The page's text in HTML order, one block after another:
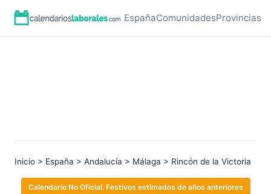
EspañaComunidadesProvincias
Inicio > España > Andalucía > Málaga > Rincón de la Victoria
Calendario No Oficial. Festivos estimados de años anteriores